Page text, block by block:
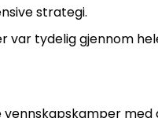
strategi.
var tydelig gjennom
med